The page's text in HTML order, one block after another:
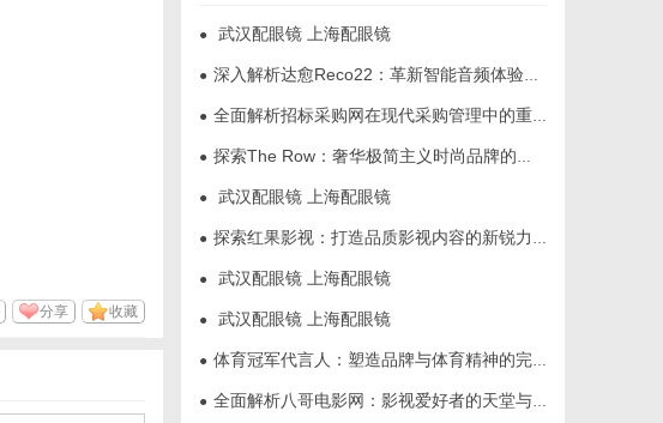
收藏
分享
● 武汉配眼镜 上海配眼镜
● 深入解析达愈Reco22：革新智能音频体验的先锋技术
● 全面解析招标采购网在现代采购管理中的重要作用与应用
● 探索The Row：奢华极简主义时尚品牌的崛起与魅力解析
● 武汉配眼镜 上海配眼镜
● 探索红果影视：打造品质影视内容的新锐力量
● 武汉配眼镜 上海配眼镜
● 武汉配眼镜 上海配眼镜
● 体育冠军代言人：塑造品牌与体育精神的完美结合
● 全面解析八哥电影网：影视爱好者的天堂与资源宝库